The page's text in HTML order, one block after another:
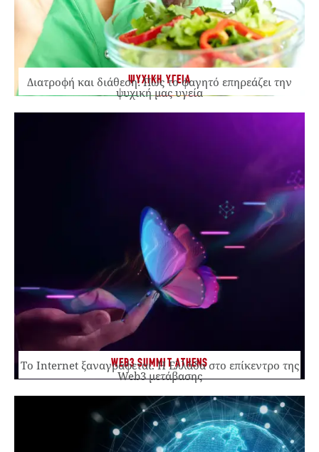
ΨΥΧΙΚΗ ΥΓΕΙΑ
Διατροφή και διάθεση: Πώς το φαγητό επηρεάζει την
ψυχική μας υγεία
WEB3 SUMMIT ATHENS
Το Internet ξαναγράφεται. Η Ελλάδα στο επίκεντρο της
Web3 μετάβασης